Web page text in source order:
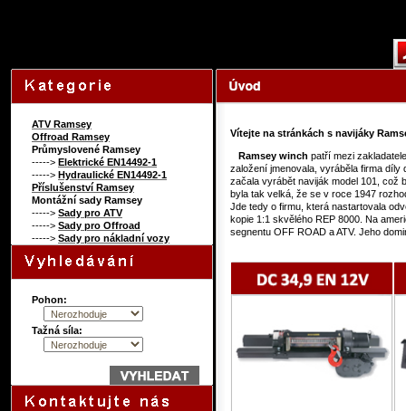
ATV Ramsey
Offroad Ramsey
Průmyslovené Ramsey
-----> Elektrické EN14492-1
-----> Hydraulické EN14492-1
Příslušenství Ramsey
Montážní sady Ramsey
-----> Sady pro ATV
-----> Sady pro Offroad
-----> Sady pro nákladní vozy
Pohon:
Tažná síla:
Vítejte na stránkách s navijáky
Ramsey winch patří mezi
založení jmenovala, vyráběla firma díly
začala vyrábět naviják model 101, což
byla tak velká, že se v roce 1947
Jde tedy o firmu, která nastartovala
kopie 1:1 skvělého REP 8000. Na
segnentu OFF ROAD a ATV. Jeho